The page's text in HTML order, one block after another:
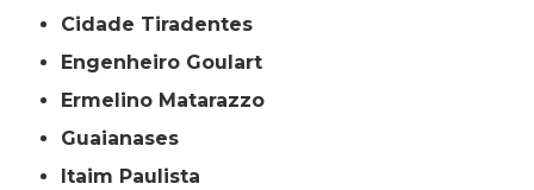
Cidade Tiradentes
Engenheiro Goulart
Ermelino Matarazzo
Guaianases
Itaim Paulista